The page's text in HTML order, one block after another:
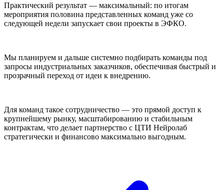
Практический результат — максимальный: по итогам
мероприятия половина представленных команд уже со
следующей недели запускает свои проекты в ЭФКО.
Мы планируем и дальше системно подбирать команды под
запросы индустриальных заказчиков, обеспечивая быстрый и
прозрачный переход от идеи к внедрению.
Для команд такое сотрудничество — это прямой доступ к
крупнейшему рынку, масштабированию и стабильным
контрактам, что делает партнерство с ЦТИ Нейролаб
стратегически и финансово максимально выгодным.